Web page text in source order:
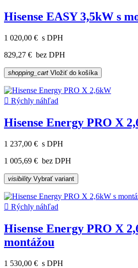
Hisense EASY 3,5kW s
1 020,00 € s DPH
829,27 € bez DPH
shopping_cart Vložiť do košíka
 Rýchly náhľad
Hisense Energy PRO X
1 237,00 € s DPH
1 005,69 € bez DPH
visibility Vybrať variant
 Rýchly náhľad
Hisense Energy PRO X
montážou
1 530,00 € s DPH